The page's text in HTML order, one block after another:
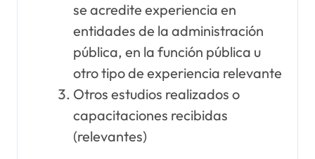
se acredite experiencia en
entidades de la administración
pública, en la función pública u
otro tipo de experiencia relevante
Otros estudios realizados o
capacitaciones recibidas
(relevantes)